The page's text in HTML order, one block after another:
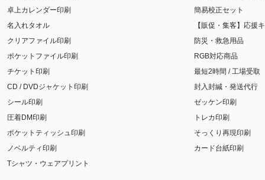
卓上カレンダー印刷
名入れタオル
クリアファイル印刷
ポケットファイル印刷
チケット印刷
CD / DVDジャケット印刷
シール印刷
圧着DM印刷
ポケットティッシュ印刷
ノベルティ印刷
Tシャツ・ウェアプリント
簡易校正セット
【販促・集客】応援
防災・救急用品
RGB対応商品
最短2時間 / 工場受取
封入封緘・発送代行
ゼッケン印刷
トレカ印刷
そっくり再現印刷
カード台紙印刷